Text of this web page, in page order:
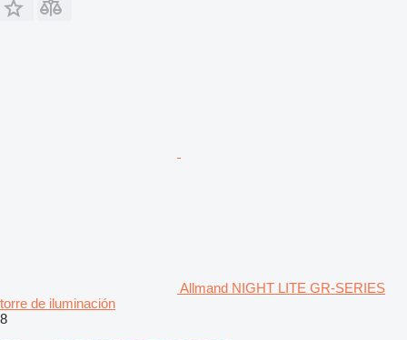
Allmand NIGHT LITE GR-SERIES
torre de iluminación
8